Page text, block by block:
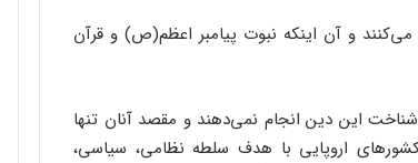
و آن اینکه نبوت پیامبر اعظم(ص) و قرآن
این دین انجام نمی‌دهند و مقصد آنان تنها
اروپایی با هدف سلطه نظامی، سیاسی،